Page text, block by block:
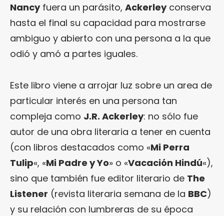
Nancyfuera un parásito, Ackerleyconserva
hasta el final su capacidad para mostrarse
ambiguo y abierto con una persona a la que
odió y amó a partes iguales.
Este libro viene a arrojar luz sobre un area de
particular interés en una persona tan
compleja como J.R. Ackerley: no sólo fue
autor de una obra literaria a tener en cuenta
(con libros destacados como «Mi Perra
Tulip«, «Mi Padre y Yo» o «Vacación Hindú«),
sino que también fue editor literario de The
Listener (revista literaria semana de la BBC)
y su relación con lumbreras de su época